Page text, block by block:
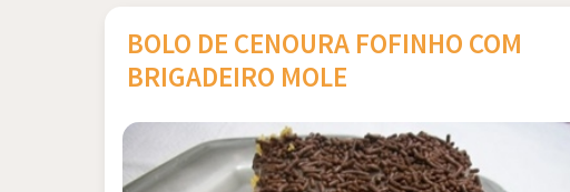
BOLO DE CENOURA FOFINHO COM
BRIGADEIRO MOLE